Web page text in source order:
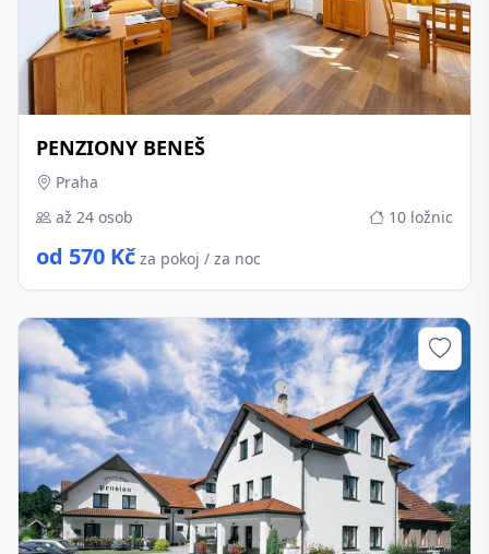
PENZIONY BENEŠ
Praha
až 24 osob
10 ložnic
od 570 Kč za pokoj / za noc